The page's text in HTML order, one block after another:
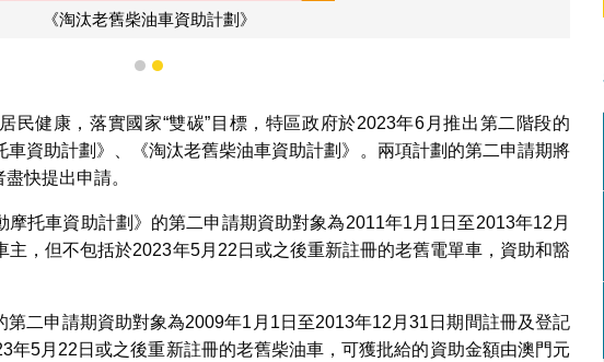
《淘汰老舊柴油車資助計劃》
1 2
民健康，落實國家“雙碳”目標，特區政府於2023年6月推出第二階段的
車資助計劃》、《淘汰老舊柴油車資助計劃》。兩項計劃的第二申請期將
快提出申請。
摩托車資助計劃》的第二申請期資助對象為2011年1月1日至2013年12月
主，但不包括於2023年5月22日或之後重新註冊的老舊電單車，資助和豁
第二申請期資助對象為2009年1月1日至2013年12月31日期間註冊及登記
年5月22日或之後重新註冊的老舊柴油車，可獲批給的資助金額由澳門元